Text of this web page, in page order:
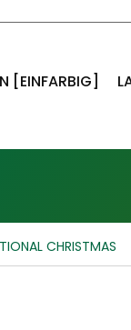
[EINFARBIG]
CHRISTMAS